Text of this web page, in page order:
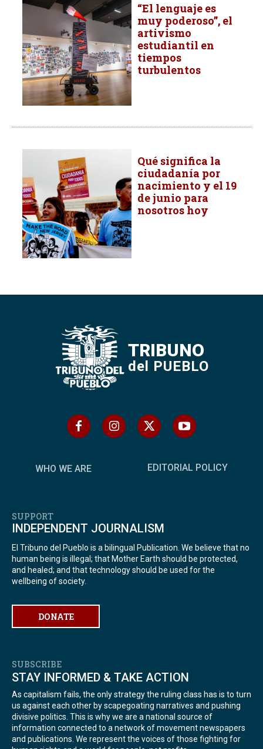
“El lenguaje es
muy poderoso”, el
artivismo
estudiantil en
tiempos
turbulentos
Qué significa la
ciudadanía por
nacimiento y el 19
de junio para
nosotros hoy
TRIBUNO
del PUEBLO
WHO WE ARE EDITORIAL POLICY
SUPPORT
INDEPENDENT JOURNALISM
El Tribuno del Pueblo is a bilingual Publication. We believe that no
human being is illegal; that Mother Earth should be protected,
and healed; and that technology should be used for the
wellbeing of society.
DONATE
SUBSCRIBE
STAY INFORMED & TAKE ACTION
As capitalism fails, the only strategy the ruling class has is to turn
us against each other by scapegoating narratives and pushing
divisive politics. This is why we are a national source of
information connected to a network of movement newspapers
and publications. We represent the voices of those fighting for